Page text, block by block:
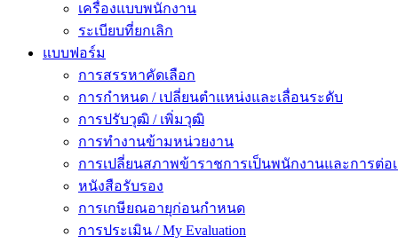
เครื่องแบบพนักงาน
ระเบียบที่ยกเลิก
แบบฟอร์ม
การสรรหาคัดเลือก
การกำหนด / เปลี่ยนตำแหน่งและเลื่อนระดับ
การปรับวุฒิ / เพิ่มวุฒิ
การทำงานข้ามหน่วยงาน
การเปลี่ยนสภาพข้าราชการเป็นพนักงานและการต่อ
หนังสือรับรอง
การเกษียณอายุก่อนกำหนด
การประเมิน / My Evaluation